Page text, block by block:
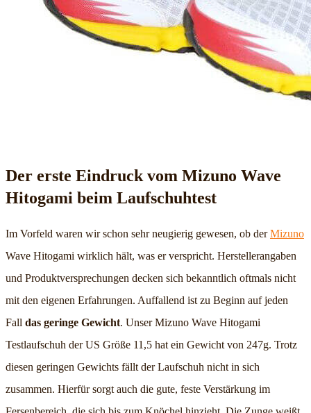
Der erste Eindruck vom Mizuno Wave
Hitogami beim Laufschuhtest
Im Vorfeld waren wir schon sehr neugierig gewesen, ob derMizuno
Wave Hitogami wirklich hält, was er verspricht. Herstellerangaben
und Produktversprechungen decken sich bekanntlich oftmals nicht
mit den eigenen Erfahrungen. Auffallend ist zu Beginn auf jeden
Fall das geringe Gewicht. Unser Mizuno Wave Hitogami
Testlaufschuh der US Größe 11,5 hat ein Gewicht von 247g. Trotz
diesen geringen Gewichts fällt der Laufschuh nicht in sich
zusammen. Hierfür sorgt auch die gute, feste Verstärkung im